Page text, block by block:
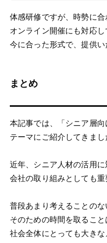
体感研修ですが、時勢に
オンライン開催にも対応し
今に合った形式で、提供い
まとめ
本記事では、「シニア層
テーマにご紹介してきまし
近年、シニア人材の活用に
会社の取り組みとしても重
普段あまり考えることの
そのための時間を取ること
社会全体にとっても大きな